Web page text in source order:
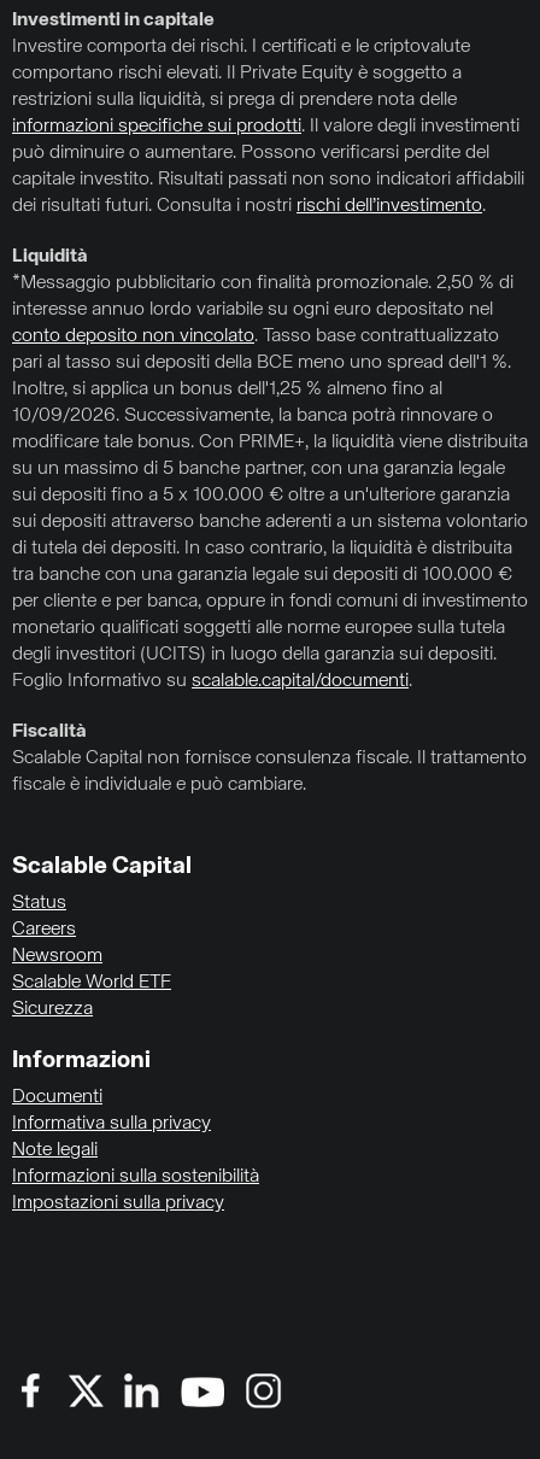
Investimenti in capitale
Investire comporta dei rischi. I certificati e le criptovalute
comportano rischi elevati. Il Private Equity è soggetto a
restrizioni sulla liquidità, si prega di prendere nota delle
informazioni specifiche sui prodotti. Il valore degli investimenti
può diminuire o aumentare. Possono verificarsi perdite del
capitale investito. Risultati passati non sono indicatori affidabili
dei risultati futuri. Consulta i nostri rischi dell’investimento.
Liquidità
*Messaggio pubblicitario con finalità promozionale. 2,50 % di
interesse annuo lordo variabile su ogni euro depositato nel
conto deposito non vincolato. Tasso base contrattualizzato
pari al tasso sui depositi della BCE meno uno spread dell'1 %.
Inoltre, si applica un bonus dell'1,25 % almeno fino al
10/09/2026. Successivamente, la banca potrà rinnovare o
modificare tale bonus. Con PRIME+, la liquidità viene distribuita
su un massimo di 5 banche partner, con una garanzia legale
sui depositi fino a 5 x 100.000 € oltre a un'ulteriore garanzia
sui depositi attraverso banche aderenti a un sistema volontario
di tutela dei depositi. In caso contrario, la liquidità è distribuita
tra banche con una garanzia legale sui depositi di 100.000 €
per cliente e per banca, oppure in fondi comuni di investimento
monetario qualificati soggetti alle norme europee sulla tutela
degli investitori (UCITS) in luogo della garanzia sui depositi.
Foglio Informativo su scalable.capital/documenti.
Fiscalità
Scalable Capital non fornisce consulenza fiscale. Il trattamento
fiscale è individuale e può cambiare.
Scalable Capital
Status
Careers
Newsroom
Scalable World ETF
Sicurezza
Informazioni
Documenti
Informativa sulla privacy
Note legali
Informazioni sulla sostenibilità
Impostazioni sulla privacy